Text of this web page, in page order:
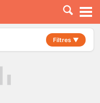
Filtres ▼